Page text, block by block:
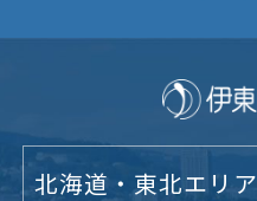
北海道・東北エリア